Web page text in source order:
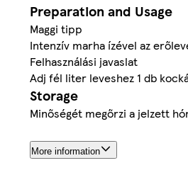
Preparation and Usage
Maggi tipp
Intenzív marha ízével az
Felhasználási javaslat
Adj fél liter leveshez 1 db
Storage
Minőségét megőrzi a jelzett
More information